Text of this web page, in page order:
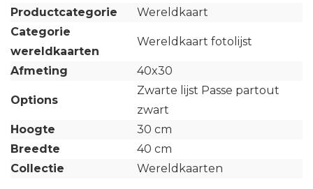
Productcategorie
Wereldkaart
Categorie
wereldkaarten
Wereldkaart fotolijst
Afmeting 40x30
Options
Zwarte lijst Passe partout
zwart
Hoogte
30 cm
Breedte
40 cm
Collectie
Wereldkaarten